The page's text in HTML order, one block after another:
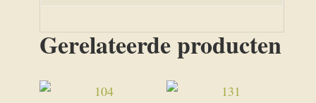
Gerelateerde producten